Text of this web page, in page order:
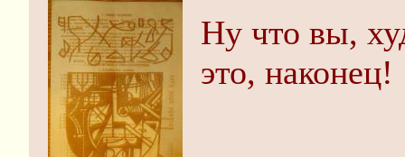
Ну что вы,
это, наконец!